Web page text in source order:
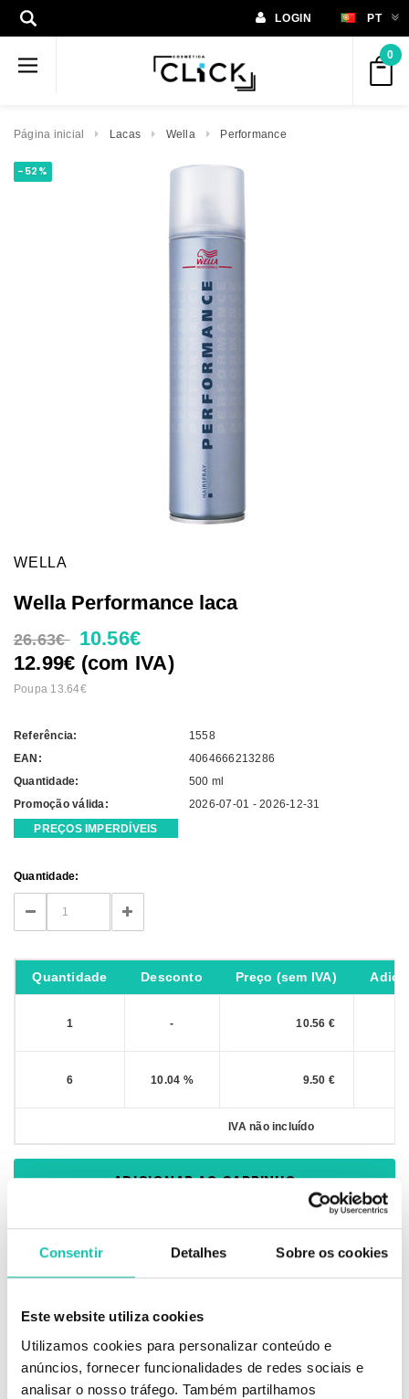
Consentir Detalhes Sobre os cookies
Este website utiliza cookies
Utilizamos cookies para personalizar conteúdo e
anúncios, fornecer funcionalidades de redes sociais e
analisar o nosso tráfego. Também partilhamos
LOGIN PT
0
Página inicial Lacas Wella Performance
-52%
WELLA
Wella Performance laca
26.63€ 10.56€
12.99€ (com IVA)
Poupa 13.64€
Referência:
1558
EAN:
4064666213286
Quantidade:
500 ml
Promoção válida:
2026-07-01 - 2026-12-31
PREÇOS IMPERDÍVEIS
Current
Stock:
Quantidade:
DECREASE
QUANTITY:
INCREASE
QUANTITY:
Quantidade Desconto Preço (sem IVA)
1 - 10.56 €
6 10.04 % 9.50 €
IVA não incluído
de estilos e penteados com volume.